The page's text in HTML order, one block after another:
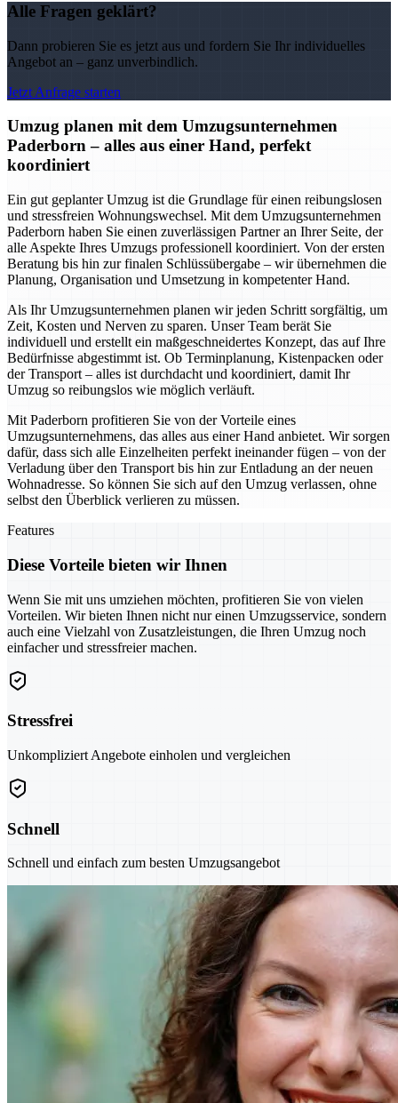
Alle Fragen geklärt?
Dann probieren Sie es jetzt aus und fordern Sie Ihr individuelles
Angebot an – ganz unverbindlich.
Jetzt Anfrage starten
Umzug planen mit dem Umzugsunternehmen
Paderborn – alles aus einer Hand, perfekt
koordiniert
Ein gut geplanter Umzug ist die Grundlage für einen reibungslosen
und stressfreien Wohnungswechsel. Mit dem Umzugsunternehmen
Paderborn haben Sie einen zuverlässigen Partner an Ihrer Seite, der
alle Aspekte Ihres Umzugs professionell koordiniert. Von der ersten
Beratung bis hin zur finalen Schlüssübergabe – wir übernehmen die
Planung, Organisation und Umsetzung in kompetenter Hand.
Als Ihr Umzugsunternehmen planen wir jeden Schritt sorgfältig, um
Zeit, Kosten und Nerven zu sparen. Unser Team berät Sie
individuell und erstellt ein maßgeschneidertes Konzept, das auf Ihre
Bedürfnisse abgestimmt ist. Ob Terminplanung, Kistenpacken oder
der Transport – alles ist durchdacht und koordiniert, damit Ihr
Umzug so reibungslos wie möglich verläuft.
Mit Paderborn profitieren Sie von der Vorteile eines
Umzugsunternehmens, das alles aus einer Hand anbietet. Wir sorgen
dafür, dass sich alle Einzelheiten perfekt ineinander fügen – von der
Verladung über den Transport bis hin zur Entladung an der neuen
Wohnadresse. So können Sie sich auf den Umzug verlassen, ohne
selbst den Überblick verlieren zu müssen.
Features
Diese Vorteile bieten wir Ihnen
Wenn Sie mit uns umziehen möchten, profitieren Sie von vielen
Vorteilen. Wir bieten Ihnen nicht nur einen Umzugsservice, sondern
auch eine Vielzahl von Zusatzleistungen, die Ihren Umzug noch
einfacher und stressfreier machen.
Stressfrei
Unkompliziert Angebote einholen und vergleichen
Schnell
Schnell und einfach zum besten Umzugsangebot